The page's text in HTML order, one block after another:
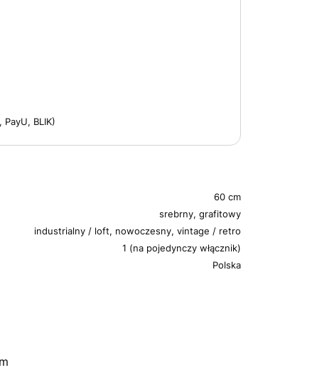
BLIK)
srebrny, grafitowy
industrialny / loft, nowoczesny, vintage / retro
Polska
1 (na pojedynczy włącznik)
60 cm